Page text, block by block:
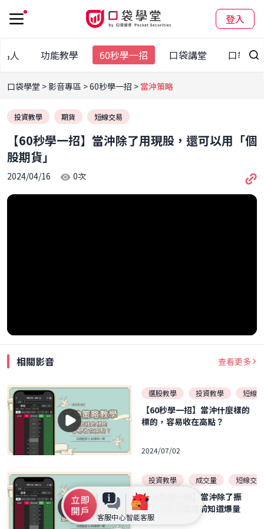
登入
客服中心智能客服
人 功能教學 60秒學一招 口袋講堂 口袋大
口袋學堂 影音專區 60秒學一招 當沖策略
投資教學 期貨 短線交易
【60秒學一招】當沖除了用現股，還可以用「個
股期貨」
2024/04/16 0次
相關影音 查看更多
選股教學 投資教學 短線
【60秒學一招】當沖什麼樣的
標的，容易收在高點？
2024/07/02
投資教學 成交量 短線交易
【60秒學一招】當沖除了振
福，量比也能提前知道爆量